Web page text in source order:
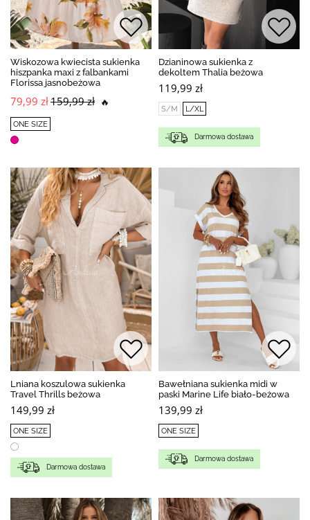
Wiskozowa kwiecista sukienka
hiszpanka maxi z falbankami
Florissa jasnobeżowa
79,99 zł159,99 zł 🔥
ONE SIZE
Dzianinowa sukienka z
dekoltem Thalia beżowa
119,99 zł
S/M L/XL
Darmowa dostawa
Lniana koszulowa sukienka
Travel Thrills beżowa
149,99 zł
ONE SIZE
Darmowa dostawa
Bawełniana sukienka midi w
paski Marine Life biało-beżowa
139,99 zł
ONE SIZE
Darmowa dostawa